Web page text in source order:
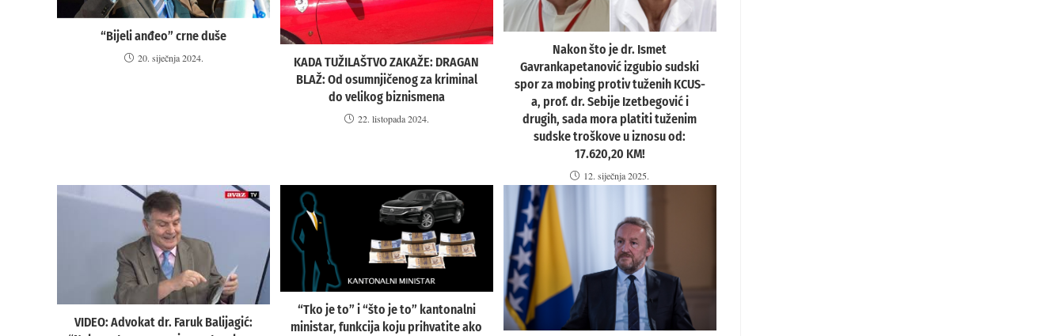
“Bijeli anđeo” crne duše
20. siječnja 2024.
KADA TUŽILAŠTVO ZAKAŽE: DRAGAN
BLAŽ: Od osumnjičenog za kriminal
do velikog biznismena
22. listopada 2024.
Nakon što je dr. Ismet
Gavrankapetanović izgubio sudski
spor za mobing protiv tuženih KCUS-
a, prof. dr. Sebije Izetbegović i
drugih, sada mora platiti tuženim
sudske troškove u iznosu od:
17.620,20 KM!
12. siječnja 2025.
VIDEO: Advokat dr. Faruk Balijagić:
“Tko je to” i “što je to” kantonalni
ministar, funkcija koju prihvatite ako